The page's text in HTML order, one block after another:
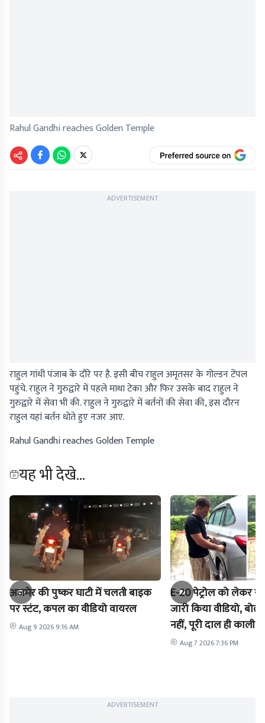
Rahul Gandhi reaches Golden Temple
ADVERTISEMENT
राहुल गांधी पंजाब के दौरे पर है. इसी बीच राहुल अमृतसर के गोल्डन टेंपल
पहुंचे. राहुल ने गुरुद्वारे में पहले माथा टेका और फिर उसके बाद राहुल ने
गुरुद्वारे में सेवा भी की. राहुल ने गुरुद्वारे में बर्तनों की सेवा की, इस दौरन
राहुल यहां बर्तन धोते हुए नजर आए.
Rahul Gandhi reaches Golden Temple
यह भी देखे...
अजमेर की पुष्कर घाटी में चलती बाइक
पर स्टंट, कपल का वीडियो वायरल
Aug 9 2026 9:16 AM
E-20 पेट्रोल को लेकर
जारी किया वीडियो,
नहीं, पूरी दाल ही काली है
Aug 7 2026 7:36 PM
ADVERTISEMENT